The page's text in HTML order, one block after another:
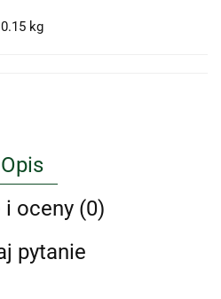
0.15 kg
Opis
i oceny (0)
pytanie